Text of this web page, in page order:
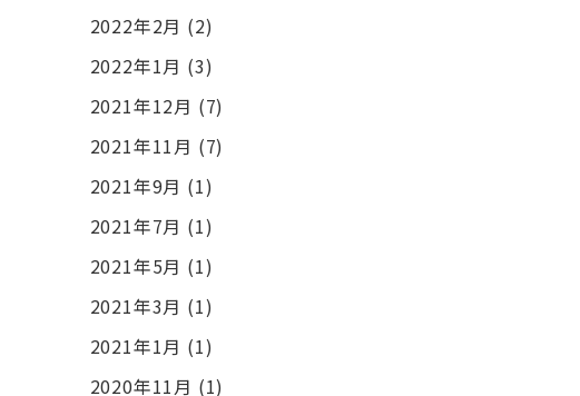
2022年2月 (2)
2022年1月 (3)
2021年12月 (7)
2021年11月 (7)
2021年9月 (1)
2021年7月 (1)
2021年5月 (1)
2021年3月 (1)
2021年1月 (1)
2020年11月 (1)